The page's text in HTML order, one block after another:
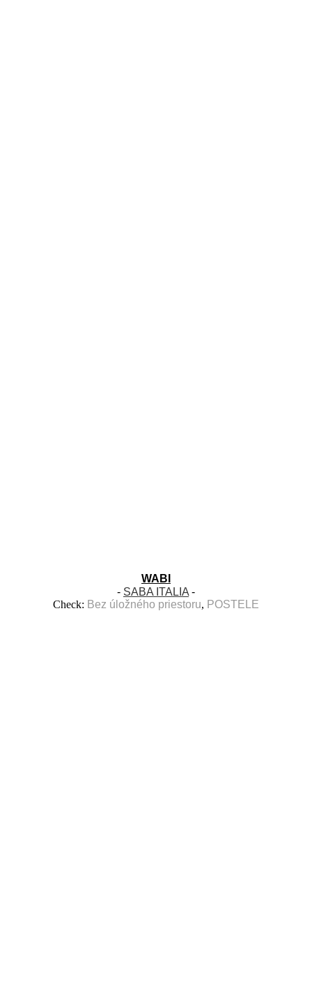
WABI
- SABA ITALIA -
Check: Bez úložného priestoru, POSTELE